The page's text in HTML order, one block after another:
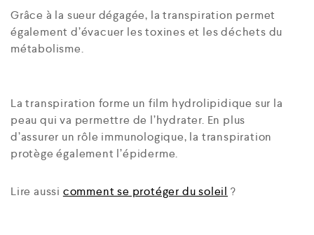
Grâce à la sueur dégagée, la transpiration permet
également d’évacuer les toxines et les déchets du
métabolisme.
La transpiration forme un film hydrolipidique sur la
peau qui va permettre de l’hydrater. En plus
d’assurer un rôle immunologique, la transpiration
protège également l’épiderme.
Lire aussi comment se protéger du soleil ?